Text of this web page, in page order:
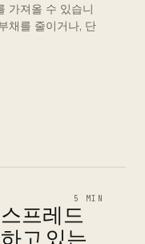
가져올 수 있습니
채를 줄이거나, 단
5 MIN
프레드
고 있는